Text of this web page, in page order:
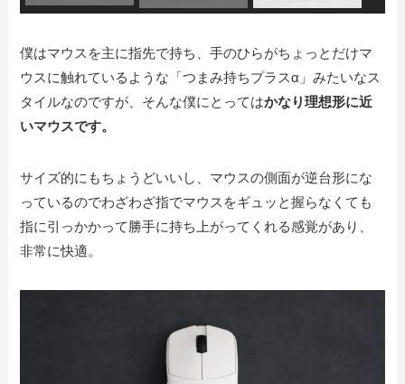
僕はマウスを主に指先で持ち、手のひらがちょっとだけマ
ウスに触れているような「つまみ持ちプラスα」みたいなス
タイルなのですが、そんな僕にとってはかなり理想形に近
いマウスです。
サイズ的にもちょうどいいし、マウスの側面が逆台形にな
っているのでわざわざ指でマウスをギュッと握らなくても
指に引っかかって勝手に持ち上がってくれる感覚があり、
非常に快適。